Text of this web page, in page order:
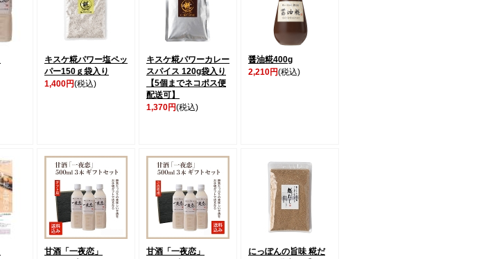
キスケ糀パワー塩ペッ
パー150ｇ袋入り
1,400円(税込)
キスケ糀パワーカレー
スパイス 120g袋入り
【5個までネコポス便
配送可】
1,370円(税込)
醤油糀400g
2,210円(税込)
甘酒「一夜恋」
甘酒「一夜恋」
にっぽんの旨味 糀だ